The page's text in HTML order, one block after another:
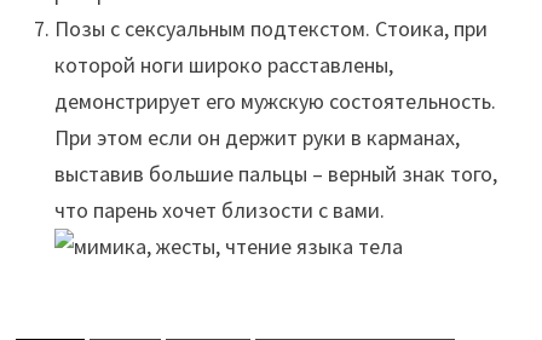
Позы с сексуальным подтекстом. Стоика, при
которой ноги широко расставлены,
демонстрирует его мужскую состоятельность.
При этом если он держит руки в карманах,
выставив большие пальцы – верный знак того,
что парень хочет близости с вами.